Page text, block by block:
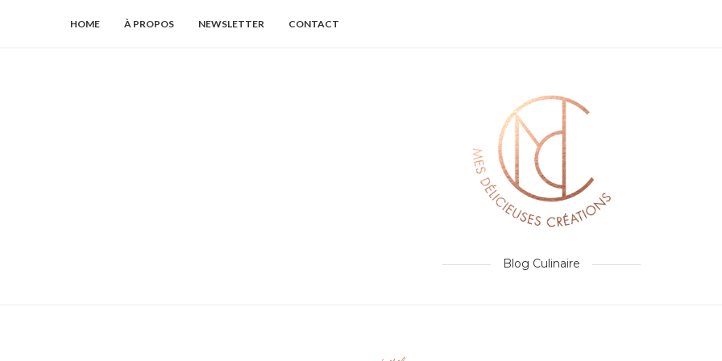
HOME À PROPOS NEWSLETTER CONTACT
Blog Culinaire